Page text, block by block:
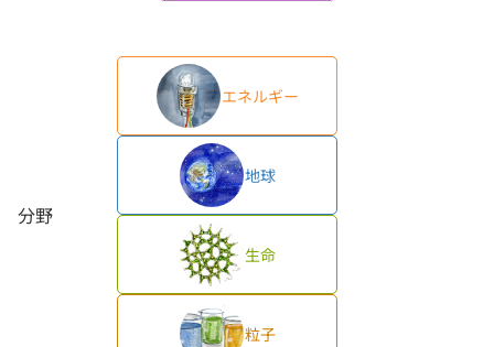
分野
エネルギー
地球
生命
粒子